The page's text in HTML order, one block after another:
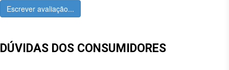
Escrever avaliação...
DÚVIDAS DOS CONSUMIDORES